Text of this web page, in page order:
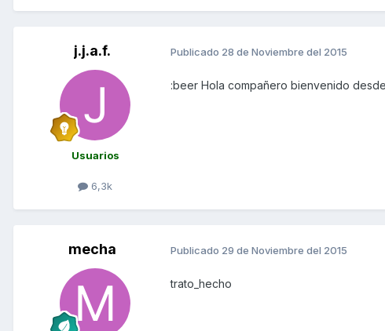
j.j.a.f.
Usuarios
6,3k
Publicado 28 de Noviembre del 2015
:beer Hola compañero bienvenido
mecha Publicado 29 de Noviembre del 2015
trato_hecho